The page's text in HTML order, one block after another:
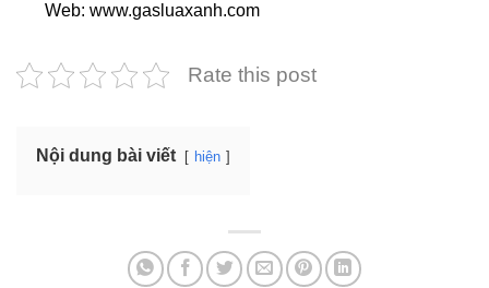
Web: www.gasluaxanh.com
Rate this post
Nội dung bài viết hiện